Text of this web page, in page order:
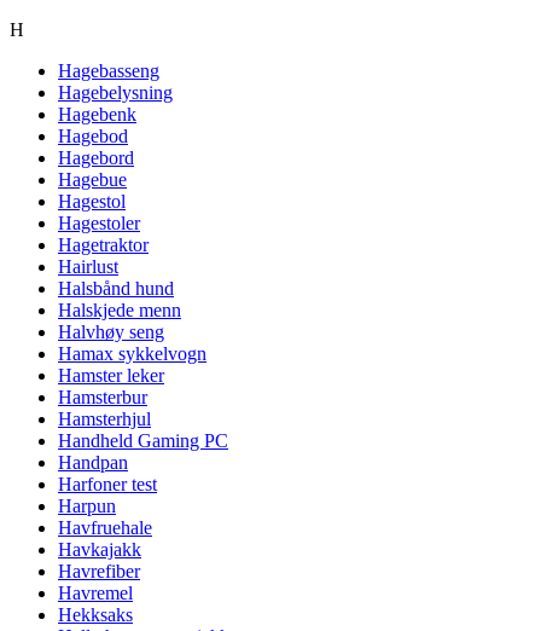
H
Hagebasseng
Hagebelysning
Hagebenk
Hagebod
Hagebord
Hagebue
Hagestol
Hagestoler
Hagetraktor
Hairlust
Halsbånd hund
Halskjede menn
Halvhøy seng
Hamax sykkelvogn
Hamster leker
Hamsterbur
Hamsterhjul
Handheld Gaming PC
Handpan
Harfoner test
Harpun
Havfruehale
Havkajakk
Havrefiber
Havremel
Hekksaks